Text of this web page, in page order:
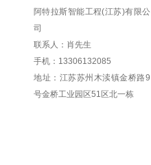
阿特拉斯智能工程(江苏)有限公
司
联系人：肖先生
手机：13306132085
地址：江苏苏州木渎镇金桥路9
号金桥工业园区51区北一栋